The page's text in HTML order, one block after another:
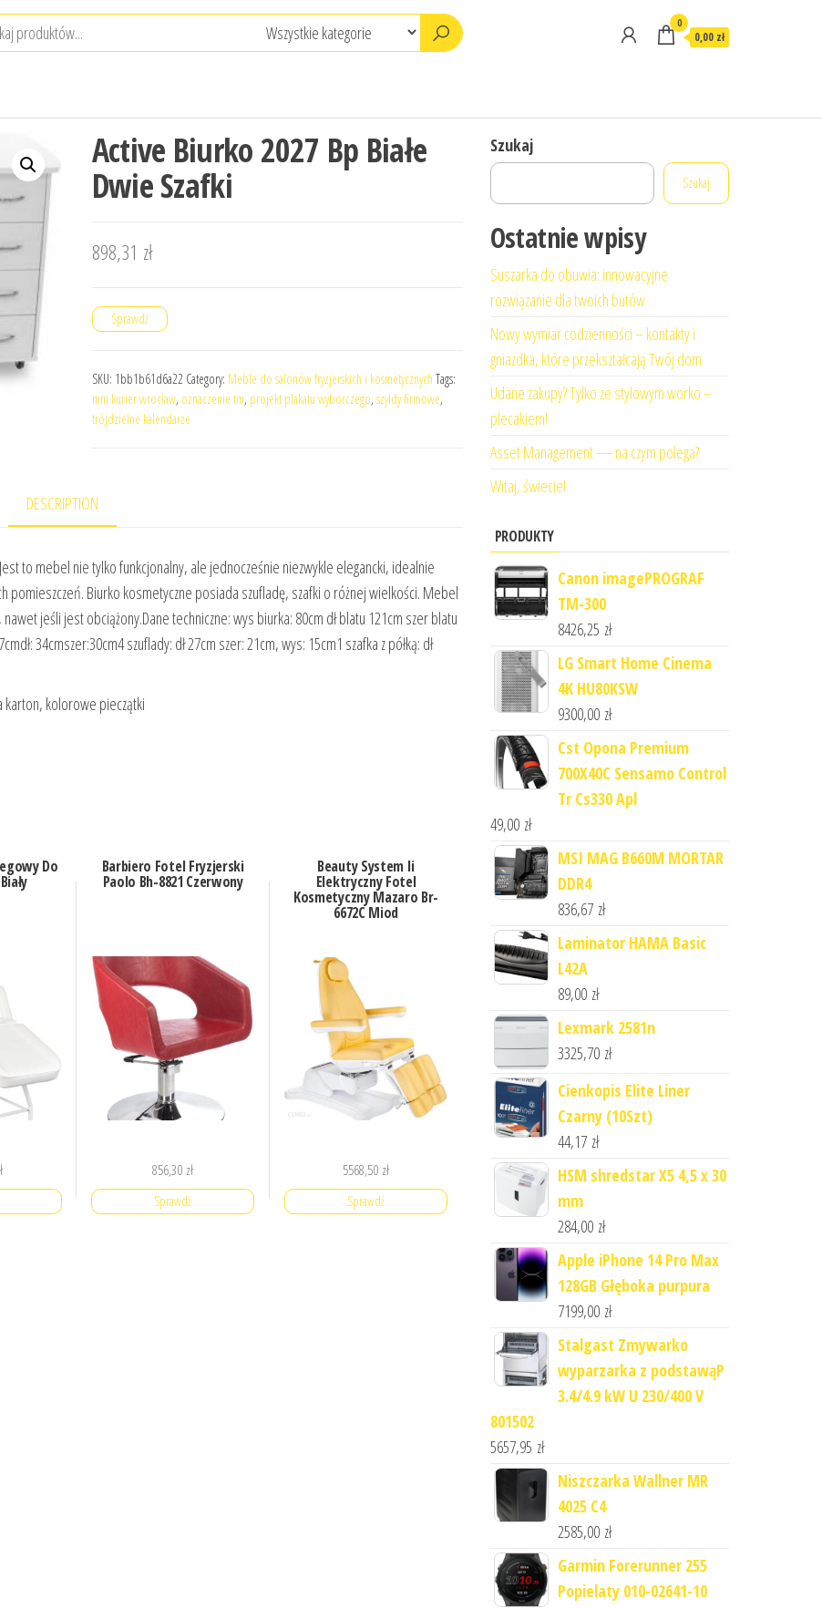
0
0,00 zł
Active Biurko 2027 Bp Białe
Dwie Szafki
898,31 zł
Sprawdź
SKU: 1bb1b61d6a22 Category: Meble do salonów fryzjerskich i kosmetycznych Tags:
mm kurier wrocław, oznaczenie tm, projekt plakatu wyborczego, szyldy firmowe,
trójdzielne kalendarze
DESCRIPTION
to mebel nie tylko funkcjonalny, ale jednocześnie niezwykle elegancki, idealnie
pomieszczeń. Biurko kosmetyczne posiada szufladę, szafki o różnej wielkości. Mebel
jeśli jest obciążony.Dane techniczne: wys biurka: 80cm dł blatu 121cm szer blatu
34cmszer:30cm4 szuflady: dł 27cm szer: 21cm, wys: 15cm1 szafka z półką: dł
karton, kolorowe pieczątki
Do Barbiero Fotel Fryzjerski
Paolo Bh-8821 Czerwony
856,30 zł
Sprawdź
Beauty System Ii
Elektryczny Fotel
Kosmetyczny Mazaro Br-
6672C Miod
5568,50 zł
Sprawdź
Szukaj
Szukaj
Ostatnie wpisy
Suszarka do obuwia: innowacyjne
rozwiązanie dla twoich butów
Nowy wymiar codzienności – kontakty i
gniazdka, które przekształcają Twój dom
Udane zakupy? Tylko ze stylowym worko –
plecakiem!
Asset Management — na czym polega?
Witaj, świecie!
PRODUKTY
Canon imagePROGRAF
TM-300
8426,25 zł
LG Smart Home Cinema
4K HU80KSW
9300,00 zł
Cst Opona Premium
700X40C Sensamo Control
Tr Cs330 Apl
49,00 zł
MSI MAG B660M MORTAR
DDR4
836,67 zł
Laminator HAMA Basic
L42A
89,00 zł
Lexmark 2581n
3325,70 zł
Cienkopis Elite Liner
Czarny (10Szt)
44,17 zł
HSM shredstar X5 4,5 x 30
mm
284,00 zł
Apple iPhone 14 Pro Max
128GB Głęboka purpura
7199,00 zł
Stalgast Zmywarko
wyparzarka z podstawąP
3.4/4.9 kW U 230/400 V
801502
5657,95 zł
Niszczarka Wallner MR
4025 C4
2585,00 zł
Garmin Forerunner 255
Popielaty 010-02641-10